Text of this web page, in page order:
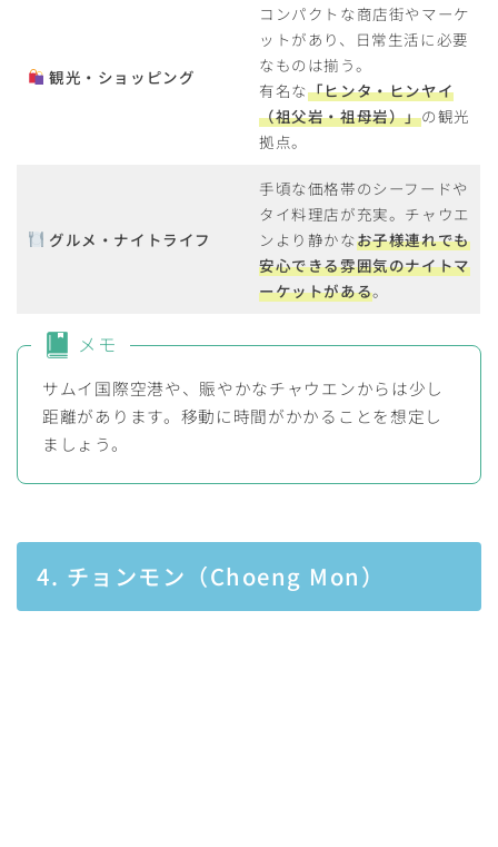
観光・ショッピング
コンパクトな商店街やマーケ
ットがあり、日常生活に必要
なものは揃う。
有名な「ヒンタ・ヒンヤイ
（祖父岩・祖母岩）」の観光
拠点。
グルメ・ナイトライフ
手頃な価格帯のシーフードや
タイ料理店が充実。チャウエ
ンより静かなお子様連れでも
安心できる雰囲気のナイトマ
ーケットがある。
メモ
サムイ国際空港や、賑やかなチャウエンからは少し
距離があります。移動に時間がかかることを想定し
ましょう。
4. チョンモン（Choeng Mon）